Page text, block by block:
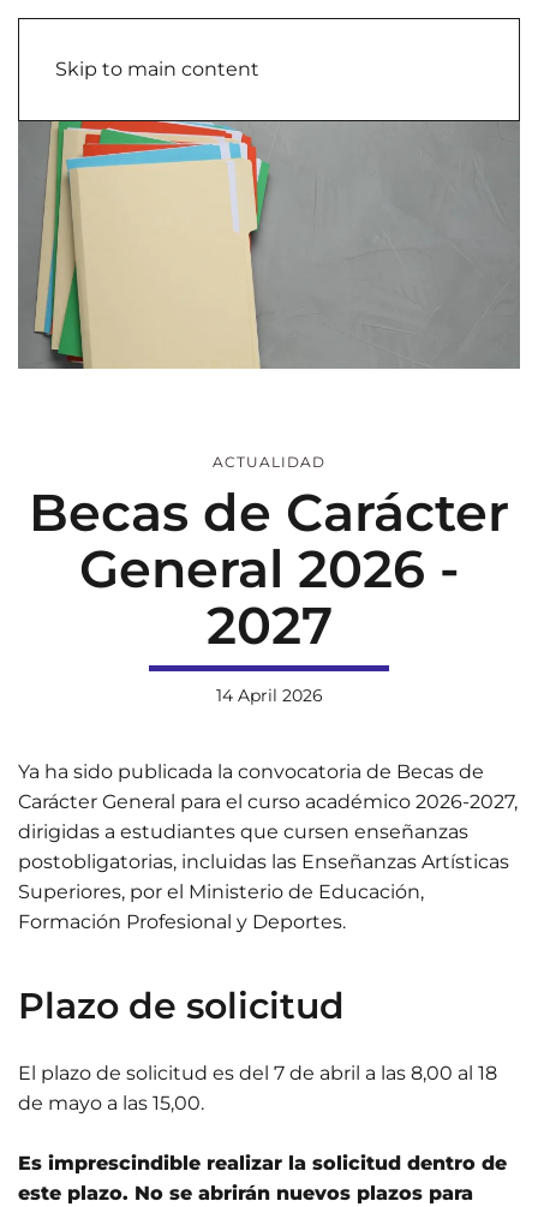
Skip to main content
ACTUALIDAD
Becas de Carácter
General 2026 -
2027
14 April 2026
Ya ha sido publicada la convocatoria de Becas de
Carácter General para el curso académico 2026-2027,
dirigidas a estudiantes que cursen enseñanzas
postobligatorias, incluidas las Enseñanzas Artísticas
Superiores, por el Ministerio de Educación,
Formación Profesional y Deportes.​
Plazo de solicitud
El plazo de solicitud es del 7 de abril a las 8,00 al 18
de mayo a las 15,00.
Es imprescindible realizar la solicitud dentro de
este plazo. No se abrirán nuevos plazos para